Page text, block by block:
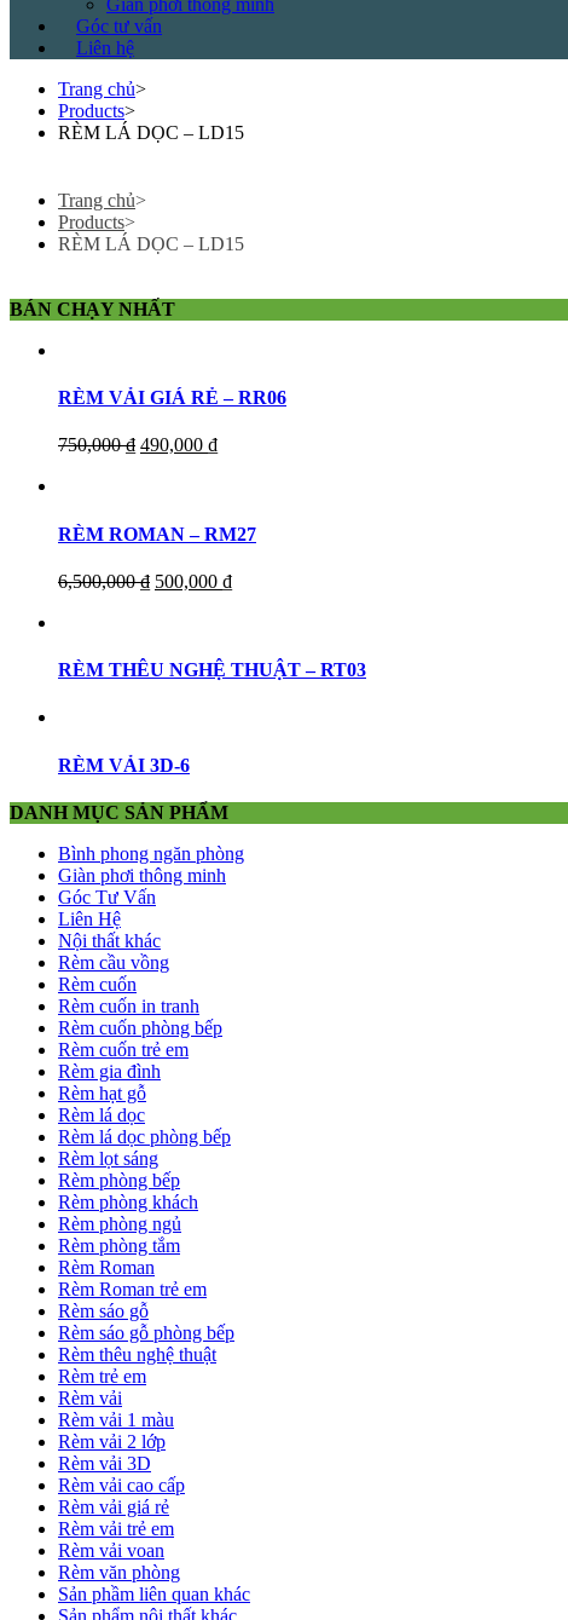
Giàn phơi thông minh
Góc tư vấn
Liên hệ
Trang chủ>
Products>
RÈM LÁ DỌC – LD15
Trang chủ>
Products>
RÈM LÁ DỌC – LD15
BÁN CHẠY NHẤT
RÈM VẢI GIÁ RẺ – RR06
750,000₫ 490,000 ₫
RÈM ROMAN – RM27
6,500,000₫ 500,000 ₫
RÈM THÊU NGHỆ THUẬT – RT03
RÈM VẢI 3D-6
DANH MỤC SẢN PHẨM
Bình phong ngăn phòng
Giàn phơi thông minh
Góc Tư Vấn
Liên Hệ
Nội thất khác
Rèm cầu vồng
Rèm cuốn
Rèm cuốn in tranh
Rèm cuốn phòng bếp
Rèm cuốn trẻ em
Rèm gia đình
Rèm hạt gỗ
Rèm lá dọc
Rèm lá dọc phòng bếp
Rèm lọt sáng
Rèm phòng bếp
Rèm phòng khách
Rèm phòng ngủ
Rèm phòng tắm
Rèm Roman
Rèm Roman trẻ em
Rèm sáo gỗ
Rèm sáo gỗ phòng bếp
Rèm thêu nghệ thuật
Rèm trẻ em
Rèm vải
Rèm vải 1 màu
Rèm vải 2 lớp
Rèm vải 3D
Rèm vải cao cấp
Rèm vải giá rẻ
Rèm vải trẻ em
Rèm vải voan
Rèm văn phòng
Sản phầm liên quan khác
Sản phẩm nội thất khác